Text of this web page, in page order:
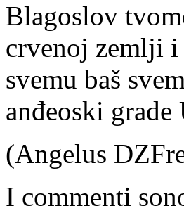
Blagoslov
crvenoj zemlji
svemu baš
anđeoski
(Angelus
I commenti